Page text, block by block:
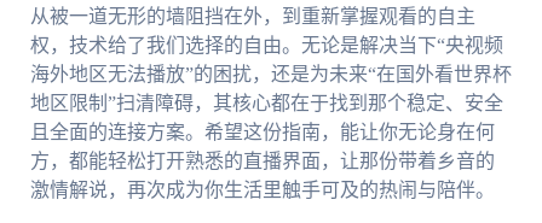
从被一道无形的墙阻挡在外，到重新掌握观看的自主
权，技术给了我们选择的自由。无论是解决当下“央视频
海外地区无法播放”的困扰，还是为未来“在国外看世界杯
地区限制”扫清障碍，其核心都在于找到那个稳定、安全
且全面的连接方案。希望这份指南，能让你无论身在何
方，都能轻松打开熟悉的直播界面，让那份带着乡音的
激情解说，再次成为你生活里触手可及的热闹与陪伴。